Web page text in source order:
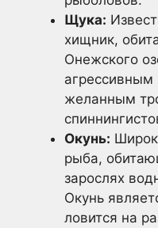
Щука:
хищник,
Онежского
агрессивным
желанным
Окунь:
рыба,
зарослях
Окунь
ловится на